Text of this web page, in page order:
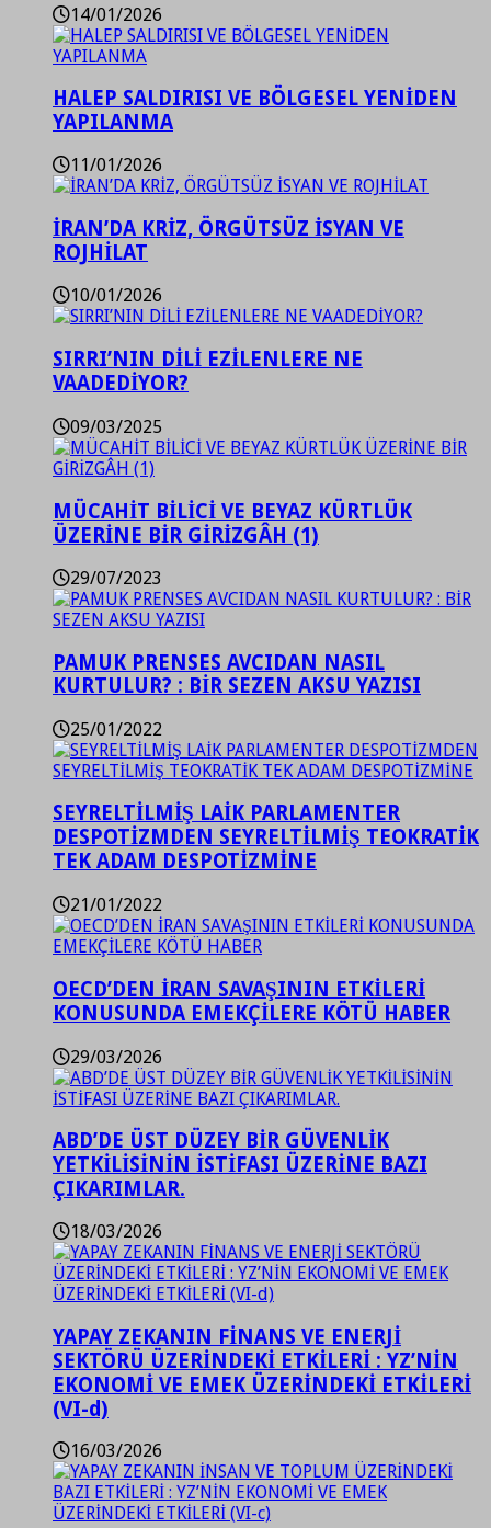
14/01/2026
HALEP SALDIRISI VE BÖLGESEL YENİDEN
YAPILANMA
11/01/2026
İRAN’DA KRİZ, ÖRGÜTSÜZ İSYAN VE
ROJHİLAT
10/01/2026
SIRRI’NIN DİLİ EZİLENLERE NE
VAADEDİYOR?
09/03/2025
MÜCAHİT BİLİCİ VE BEYAZ KÜRTLÜK
ÜZERİNE BİR GİRİZGÂH (1)
29/07/2023
PAMUK PRENSES AVCIDAN NASIL
KURTULUR? : BİR SEZEN AKSU YAZISI
25/01/2022
SEYRELTİLMİŞ LAİK PARLAMENTER
DESPOTİZMDEN SEYRELTİLMİŞ TEOKRATİK
TEK ADAM DESPOTİZMİNE
21/01/2022
OECD’DEN İRAN SAVAŞININ ETKİLERİ
KONUSUNDA EMEKÇİLERE KÖTÜ HABER
29/03/2026
ABD’DE ÜST DÜZEY BİR GÜVENLİK
YETKİLİSİNİN İSTİFASI ÜZERİNE BAZI
ÇIKARIMLAR.
18/03/2026
YAPAY ZEKANIN FİNANS VE ENERJİ
SEKTÖRÜ ÜZERİNDEKİ ETKİLERİ : YZ’NİN
EKONOMİ VE EMEK ÜZERİNDEKİ ETKİLERİ
(VI-d)
16/03/2026